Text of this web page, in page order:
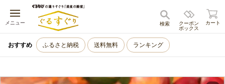
メニュー
キャンセル
クーポン
ボックス
検索 カート
おすすめ ふるさと納税 送料無料 ランキング